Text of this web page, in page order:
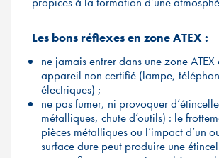
Les bons réflexes en zone ATEX :
ne jamais entrer dans une zone ATEX
appareil non certifié (lampe,
électriques) ;
ne pas fumer, ni provoquer
métalliques, chute d’outils) : le
pièces métalliques ou l’impact d’un
surface dure peut produire une